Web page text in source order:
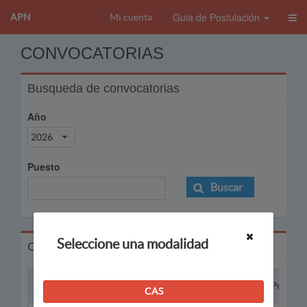
APN Mi cuenta Guia de Postulación
CONVOCATORIAS
Busqueda de convocatorias
Año
2026
Puesto
Buscar
Convocatorias
Puesto
Seleccione una modalidad
CAS